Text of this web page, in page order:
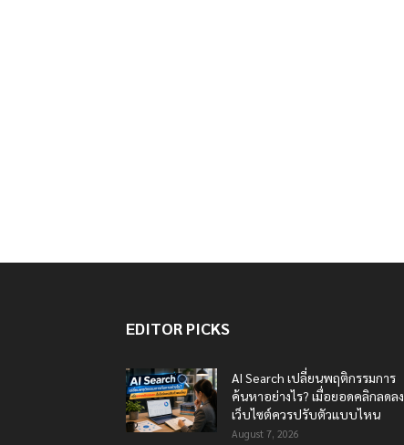
EDITOR PICKS
AI Search เปลี่ยนพฤติกรรมการ
ค้นหาอย่างไร? เมื่อยอดคลิกลดลง
เว็บไซต์ควรปรับตัวแบบไหน
August 7, 2026